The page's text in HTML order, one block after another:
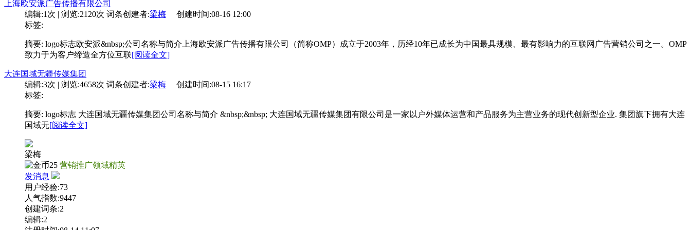
上海欧安派广告传播有限公司
编辑:1次 | 浏览:2120次 词条创建者:梁梅 创建时间:08-16 12:00
标签:
摘要: logo标志欧安派&nbsp;公司名称与简介上海欧安派广告传播有限公司（简称OMP）成立于2003年，历经10年已成长为中国最具规模、最有影响力的互联网广告营销公司之一。OMP
致力于为客户缔造全方位互联[阅读全文]
大连国域无疆传媒集团
编辑:3次 | 浏览:4658次 词条创建者:梁梅 创建时间:08-15 16:17
标签:
摘要: logo标志 大连国域无疆传媒集团公司名称与简介 &nbsp;&nbsp; 大连国域无疆传媒集团有限公司是一家以户外媒体运营和产品服务为主营业务的现代创新型企业. 集团旗下拥有大连
国域无[阅读全文]
梁梅
25 营销推广领域精英
发消息
用户经验:73
人气指数:9447
创建词条:2
编辑:2